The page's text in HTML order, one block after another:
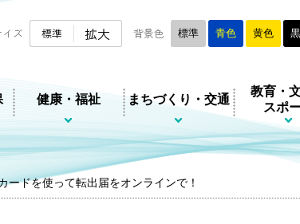
ズ 標準 拡大 背景色 標準 青色 黄色
健康・福祉 まちづくり・交通
教育・
スポ
ードを使って転出届をオンラインで！